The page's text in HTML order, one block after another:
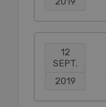
12
SEPT.
2019